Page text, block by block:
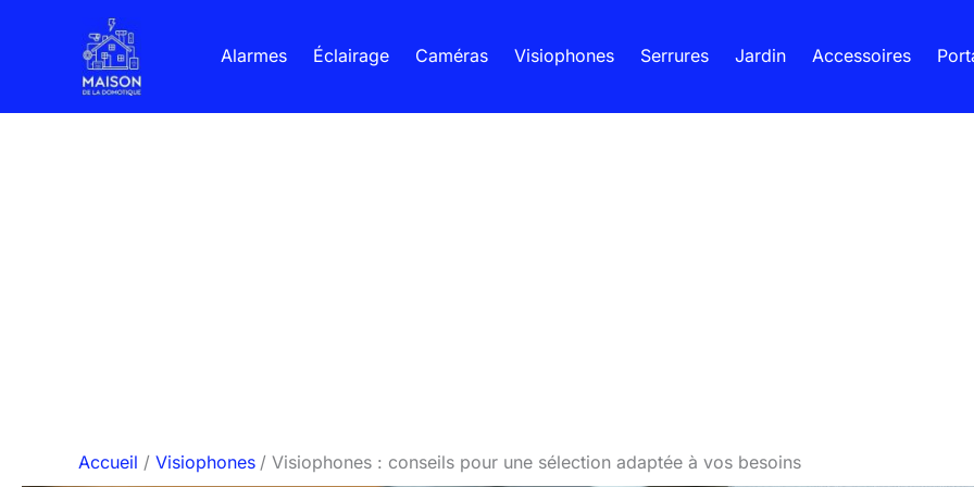
Alarmes Éclairage Caméras Visiophones Serrures Jardin Accessoires
Accueil Visiophones Visiophones : conseils pour une sélection adaptée à vos besoins